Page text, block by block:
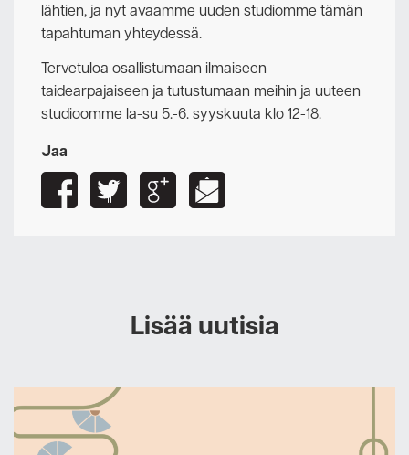
lähtien, ja nyt avaamme uuden studiomme tämän
tapahtuman yhteydessä.
Tervetuloa osallistumaan ilmaiseen
taidearpajaiseen ja tutustumaan meihin ja uuteen
studioomme la-su 5.-6. syyskuuta klo 12-18.
Jaa
Lisää uutisia